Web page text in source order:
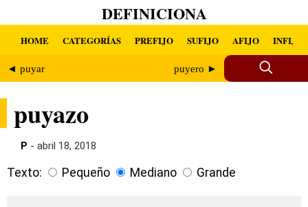
DEFINICIONA
HOME CATEGORÍAS PREFIJO SUFIJO AFIJO INFIJO
◄ puyar puyero ►
puyazo
P - abril 18, 2018
Texto: Pequeño Mediano Grande